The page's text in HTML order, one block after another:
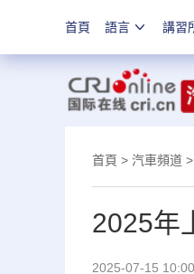
首頁 語言 講習
首頁 > 汽車頻道
2025年
2025-07-15